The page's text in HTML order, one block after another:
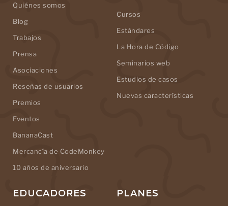
Quiénes somos
Blog
Trabajos
Prensa
Asociaciones
Reseñas de usuarios
Premios
Eventos
BananaCast
Mercancía de CodeMonkey
10 años de aniversario
Cursos
Estándares
La Hora de Código
Seminarios web
Estudios de casos
Nuevas características
EDUCADORES PLANES